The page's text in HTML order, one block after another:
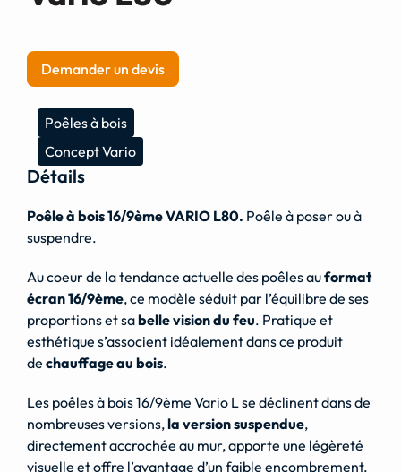
Demander un devis
Poêles à bois
Concept Vario
Détails
Poêle à bois 16/9ème VARIO L80. Poêle à poser ou à
suspendre.
Au coeur de la tendance actuelle des poêles auformat
écran 16/9ème, ce modèle séduit par l’équilibre de ses
proportions et sabelle vision du feu. Pratique et
esthétique s’associent idéalement dans ce produit
de chauffage au bois.
Les poêles à bois 16/9ème Vario L se déclinent dans de
nombreuses versions,la version suspendue,
directement accrochée au mur, apporte une légèreté
visuelle et offre l’avantage d’un faible encombrement.